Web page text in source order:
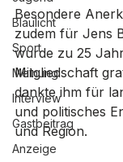
Blaulicht
Sport
Meinung
Interview
Gastbeitrag
Anzeige
Besondere
zudem für Jens
wurde zu 25
Mitgliedschaft
dankte ihm für
und politisches
und Region.